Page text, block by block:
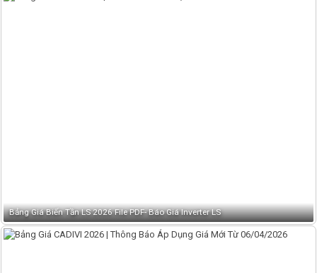
Bảng Giá Biến Tần LS 2026 File PDF- Báo Giá Inverter LS